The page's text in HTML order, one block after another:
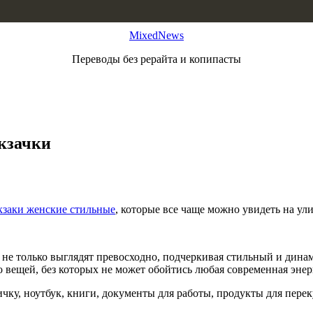
MixedNews
Переводы без рерайта и копипасты
женские стильные, которые все чаще можно увидеть на
только выглядят превосходно, подчеркивая стильный и
без которых не может обойтись любая современная
ноутбук, книги, документы для работы, продукты для